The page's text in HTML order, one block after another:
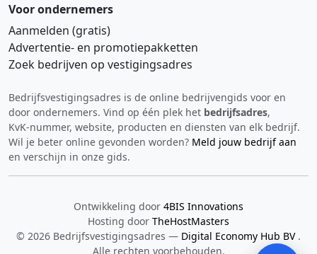
Voor ondernemers
Aanmelden (gratis)
Advertentie‑ en promotiepakketten
Zoek bedrijven op vestigingsadres
Bedrijfsvestigingsadres is de online bedrijvengids voor en
door ondernemers. Vind op één plek het bedrijfsadres,
KvK‑nummer, website, producten en diensten van elk bedrijf.
Wil je beter online gevonden worden? Meld jouw bedrijf aan
en verschijn in onze gids.
Ontwikkeling door 4BIS Innovations
Hosting door TheHostMasters
© 2026 Bedrijfsvestigingsadres — Digital Economy Hub BV .
Alle rechten voorbehouden.
Hi 👋 We horen graag uw feedback!
Verstuur